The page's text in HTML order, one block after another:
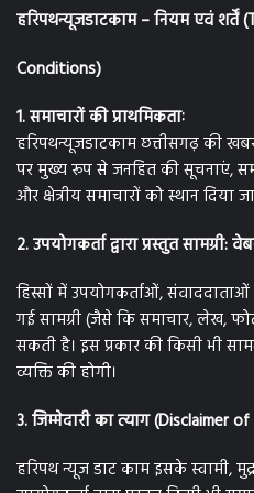
हरिपथन्यूजडाटकाम – नियम एवं शर्तें
Conditions)
1. समाचारों की प्राथमिकताः
हरिपथन्यूजडाटकाम छत्तीसगढ़ की
पर मुख्य रूप से जनहित की सूचनाएं,
और क्षेत्रीय समाचारों को स्थान दिया
2. उपयोगकर्ता द्वारा प्रस्तुत
हिस्सों में उपयोगकर्ताओं, संवाददाताओं
गई सामग्री (जैसे कि समाचार, लेख,
सकती है। इस प्रकार की किसी भी
व्यक्ति की होगी।
3. जिम्मेदारी का त्याग (Disclaimer
हरिपथ न्यूज डाट काम इसके स्वामी,